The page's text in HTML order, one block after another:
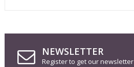
NEWSLETTER
Register to get our newsletter